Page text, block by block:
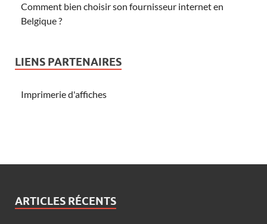
Comment bien choisir son fournisseur internet en
Belgique ?
LIENS PARTENAIRES
Imprimerie d'affiches
ARTICLES RÉCENTS